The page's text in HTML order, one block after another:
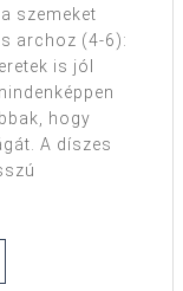
szemeket
archoz (4-6):
is jól
hogy
A díszes